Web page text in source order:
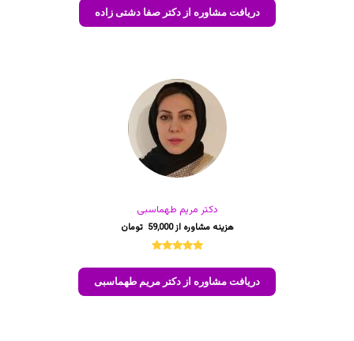
5.00
دریافت مشاوره از دکتر صفا دشتی زاده
دکتر مریم طهماسبی
59,000
5.00
دریافت مشاوره از دکتر مریم طهماسبی